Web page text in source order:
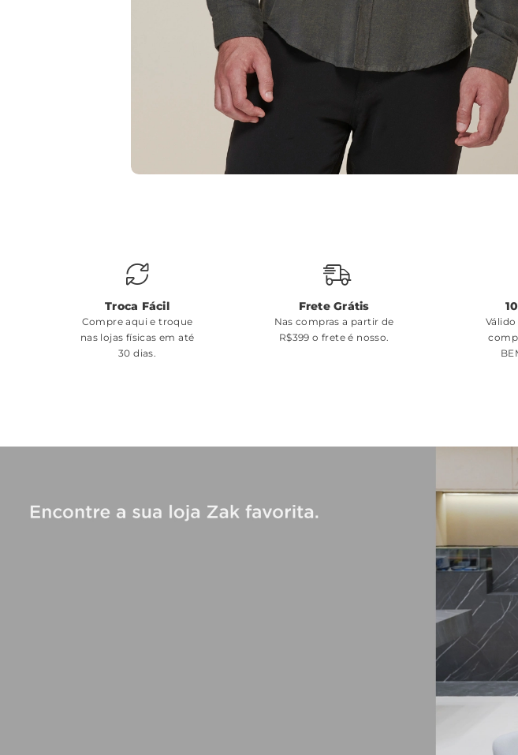
Troca Fácil
Compre aqui e troque
nas lojas físicas em até
30 dias.
Frete Grátis
Nas compras a partir de
R$399 o frete é nosso.